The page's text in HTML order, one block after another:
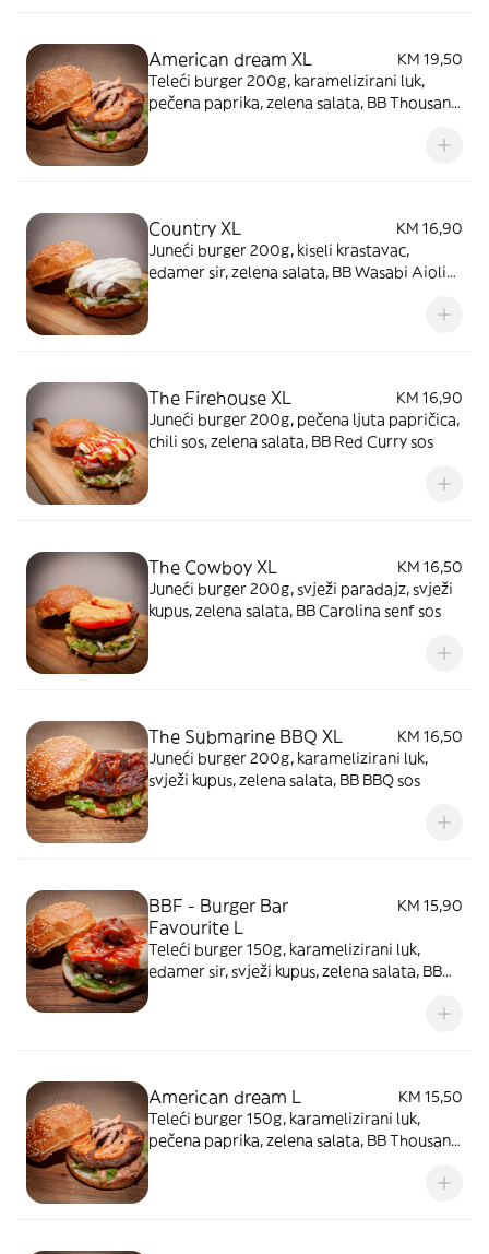
American dream XL
KM 19,50
Teleći burger 200g, karamelizirani luk,
pečena paprika, zelena salata, BB Thousand
Country XL
KM 16,90
Juneći burger 200g, kiseli krastavac,
edamer sir, zelena salata, BB Wasabi Aioli
The Firehouse XL
KM 16,90
Juneći burger 200g, pečena ljuta papričica,
chili sos, zelena salata, BB Red Curry sos
The Cowboy XL
KM 16,50
Juneći burger 200g, svježi paradajz, svježi
kupus, zelena salata, BB Carolina senf sos
The Submarine BBQ XL
KM 16,50
Juneći burger 200g, karamelizirani luk,
svježi kupus, zelena salata, BB BBQ sos
BBF - Burger Bar
Favourite L
KM 15,90
Teleći burger 150g, karamelizirani luk,
edamer sir, svježi kupus, zelena salata, BB
American dream L
KM 15,50
Teleći burger 150g, karamelizirani luk,
pečena paprika, zelena salata, BB Thousand